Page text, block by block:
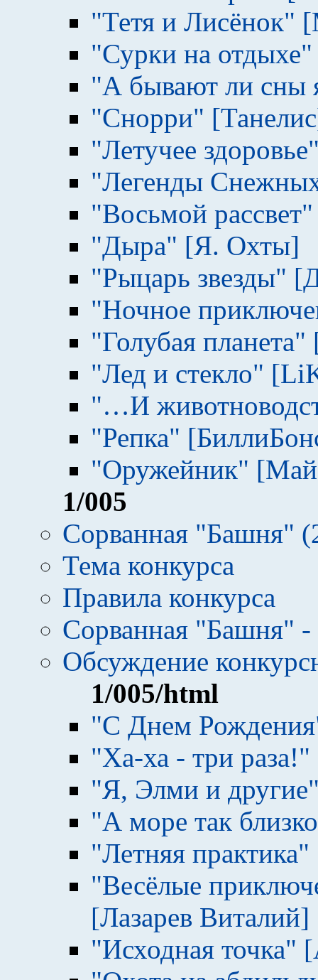
"Тетя и Лисёнок"
"Сурки на
"А бывают ли сны
"Снорри"
"Летучее
"Легенды
"Восьмой
"Дыра" [Я. Охты]
"Рыцарь звезды"
"Ночное
"Голубая
"Лед и стекло"
"…И
"Репка"
"Оружейник"
1/005
Сорванная "Башня"
Тема конкурса
Правила конкурса
Сорванная "Башня" -
Обсуждение
1/005/html
"С Днем
"Ха-ха - три
"Я, Элми и
"А море так
"Летняя
"Весёлые
[Лазарев Виталий]
"Исходная точка"